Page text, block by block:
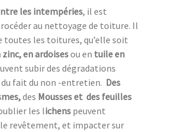
les intempéries, il est
au nettoyage de toiture. Il
toutes les toitures, qu’elle soit
en ardoisesou en tuile en
subir des dégradations
fait du non -entretien. Des
des Mousses et des feuilles
les lichens peuvent
le revêtement, et impacter sur